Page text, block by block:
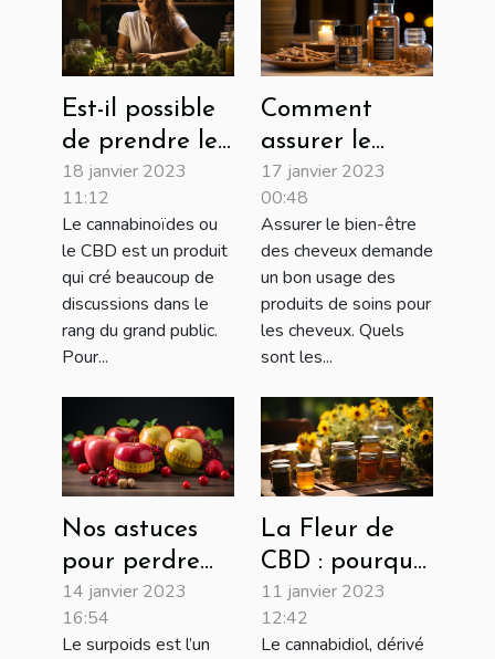
Est-il possible
de prendre le
CBD sur
ordonnance ?
18 janvier 2023
11:12
Le cannabinoïdes ou
le CBD est un produit
qui cré beaucoup de
discussions dans le
rang du grand public.
Pour...
Comment
assurer le
bien-être de
vos cheveux
avec des
produits
French Lizz de
soins pour
cheveux ?
17 janvier 2023
00:48
Assurer le bien-être
des cheveux demande
un bon usage des
produits de soins pour
les cheveux. Quels
sont les...
Nos astuces
pour perdre
du poids
rapidement !
14 janvier 2023
16:54
Le surpoids est l’un
La Fleur de
CBD : pourquoi
la consommée
?
11 janvier 2023
12:42
Le cannabidiol, dérivé